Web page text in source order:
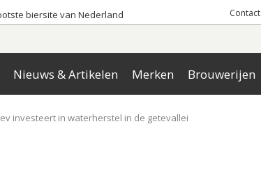
biersite van Nederland Contact
Nieuws & Artikelen Merken Brouwerijen
investeert in waterherstel in de getevallei